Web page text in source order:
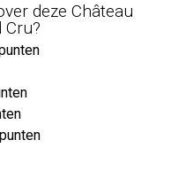
deze Château
Cru?